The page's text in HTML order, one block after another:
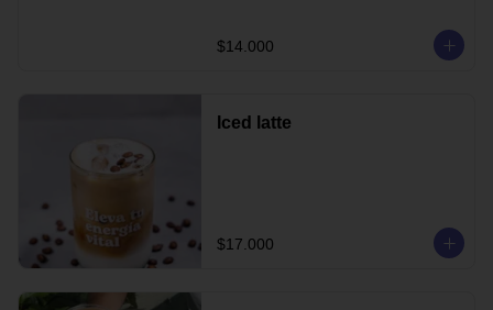
$14.000
Iced latte
$17.000